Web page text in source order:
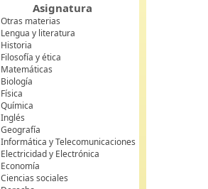
Asignatura
Otras materias
Lengua y literatura
Historia
Filosofía y ética
Matemáticas
Biología
Física
Química
Inglés
Geografía
Informática y Telecomunicaciones
Electricidad y Electrónica
Economía
Ciencias sociales